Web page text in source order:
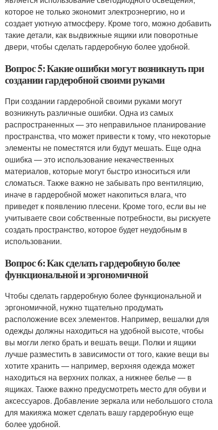
которое не только экономит электроэнергию, но и
создает уютную атмосферу. Кроме того, можно добавить
такие детали, как выдвижные ящики или поворотные
двери, чтобы сделать гардеробную более удобной.
Вопрос 5: Какие ошибки могут возникнуть при
создании гардеробной своими руками
При создании гардеробной своими руками могут
возникнуть различные ошибки. Одна из самых
распространенных — это неправильное планирование
пространства, что может привести к тому, что некоторые
элементы не поместятся или будут мешать. Еще одна
ошибка — это использование некачественных
материалов, которые могут быстро износиться или
сломаться. Также важно не забывать про вентиляцию,
иначе в гардеробной может накопиться влага, что
приведет к появлению плесени. Кроме того, если вы не
учитываете свои собственные потребности, вы рискуете
создать пространство, которое будет неудобным в
использовании.
Вопрос 6: Как сделать гардеробную более
функциональной и эргономичной
Чтобы сделать гардеробную более функциональной и
эргономичной, нужно тщательно продумать
расположение всех элементов. Например, вешалки для
одежды должны находиться на удобной высоте, чтобы
вы могли легко брать и вешать вещи. Полки и ящики
лучше разместить в зависимости от того, какие вещи вы
хотите хранить — например, верхняя одежда может
находиться на верхних полках, а нижнее белье — в
ящиках. Также важно предусмотреть место для обуви и
аксессуаров. Добавление зеркала или небольшого стола
для макияжа может сделать вашу гардеробную еще
более удобной.